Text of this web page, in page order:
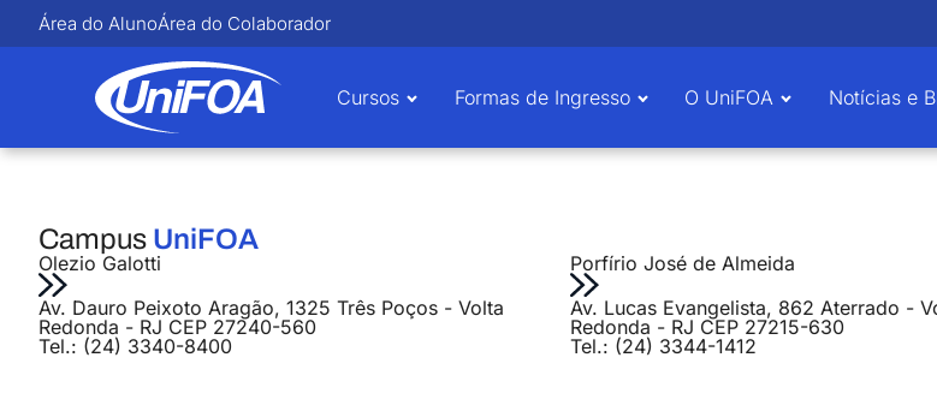
Área do AlunoÁrea do Colaborador
Cursos Formas de Ingresso O UniFOA Notícias e
Campus UniFOA
Olezio Galotti
Av. Dauro Peixoto Aragão, 1325 Três Poços - Volta
Redonda - RJ CEP 27240-560
Tel.: (24) 3340-8400
Porfírio José de Almeida
Av. Lucas Evangelista, 862 Aterrado -
Redonda - RJ CEP 27215-630
Tel.: (24) 3344-1412